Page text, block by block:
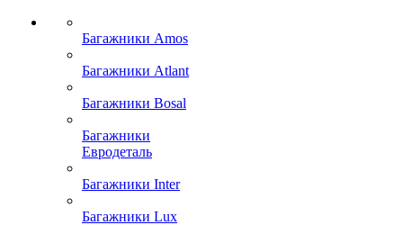
Багажники Amos
Багажники Atlant
Багажники Bosal
Багажники
Евродеталь
Багажники Inter
Багажники Lux